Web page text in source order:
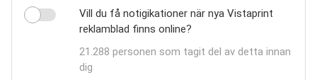
Vill du få notigikationer när nya Vistaprint
reklamblad finns online?
21.288 personen som tagit del av detta innan
dig